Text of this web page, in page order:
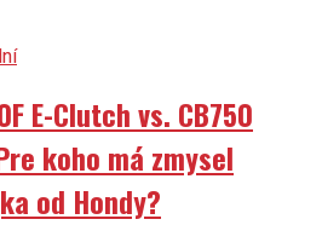
E-Clutch vs. CB750
koho má zmysel
od Hondy?